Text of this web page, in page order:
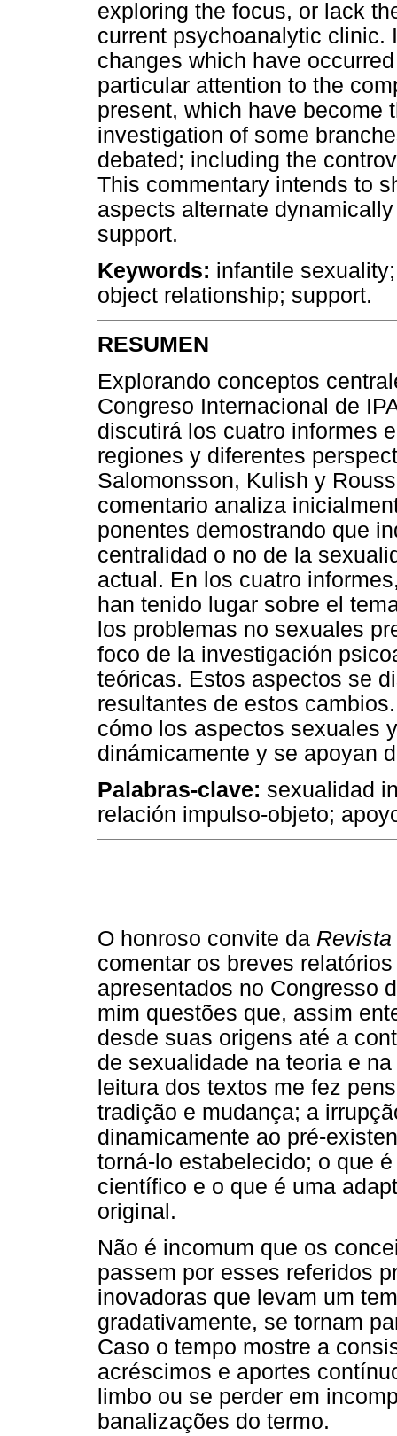
exploring the focus, or lack
current psychoanalytic clinic.
changes which have
particular attention to the
present, which have become
investigation of some
debated; including the
This commentary intends to
aspects alternate
support.
Keywords: infantile
object relationship; support.
RESUMEN
Explorando conceptos
Congreso Internacional de
discutirá los cuatro informes
regiones y diferentes
Salomonsson, Kulish y
comentario analiza
ponentes demostrando que
centralidad o no de la
actual. En los cuatro
han tenido lugar sobre el
los problemas no sexuales
foco de la investigación
teóricas. Estos aspectos se
resultantes de estos
cómo los aspectos sexuales
dinámicamente y se apoyan
Palabras-clave: sexualidad
relación impulso-objeto;
O honroso convite da
comentar os breves
apresentados no Congresso
mim questões que, assim
desde suas origens até a
de sexualidade na teoria e
leitura dos textos me fez
tradição e mudança; a
dinamicamente ao pré-
torná-lo estabelecido; o que
científico e o que é uma
original.
Não é incomum que os
passem por esses referidos
inovadoras que levam um
gradativamente, se tornam
Caso o tempo mostre a
acréscimos e aportes
limbo ou se perder em
banalizações do termo.